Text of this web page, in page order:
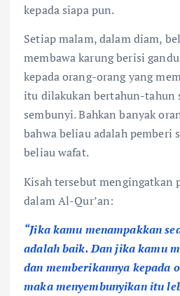
kepada siapa pun.
Setiap malam, dalam diam,
membawa karung berisi
kepada orang-orang yang
itu dilakukan bertahun-tahun
sembunyi. Bahkan banyak
bahwa beliau adalah pemberi
beliau wafat.
Kisah tersebut mengingatkan
dalam Al-Qur’an:
“Jika kamu menampakkan
adalah baik. Dan jika kamu
dan memberikannya kepada
maka menyembunyikan itu